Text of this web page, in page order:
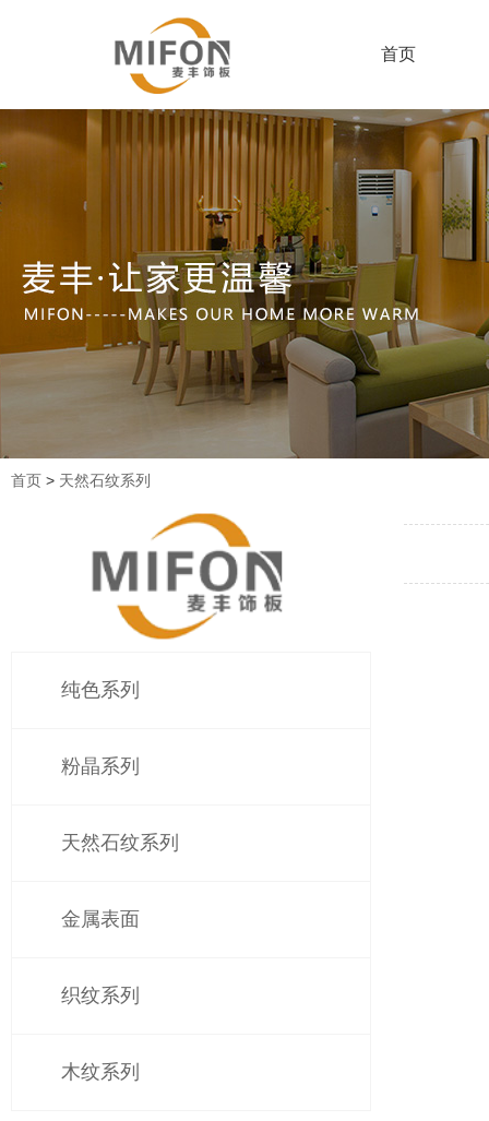
首页
首页 > 天然石纹系列
纯色系列
粉晶系列
天然石纹系列
金属表面
织纹系列
木纹系列